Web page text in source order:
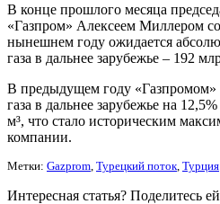
В конце прошлого месяца
«Газпром» Алексеем Миллером
нынешнем году ожидается
газа в дальнее зарубежье – 192
В предыдущем году
газа в дальнее зарубежье на
м³, что стало историческим
компании.
Метки: Gazprom, Турецкий поток, Турция
Интересная статья? Поделитесь